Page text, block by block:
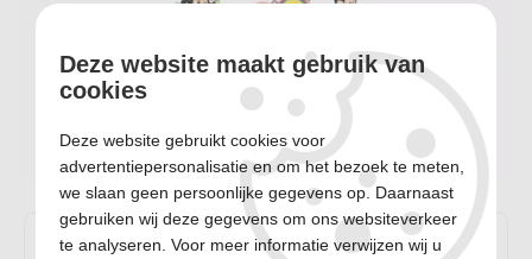
Deze website maakt gebruik van
cookies
Deze website gebruikt cookies voor
advertentiepersonalisatie en om het bezoek te meten,
we slaan geen persoonlijke gegevens op. Daarnaast
gebruiken wij deze gegevens om ons websiteverkeer
te analyseren. Voor meer informatie verwijzen wij u